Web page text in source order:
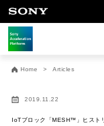
Home Articles
2019.11.22
IoTブロック「MESH™」ヒスト
お問い合わせ
法人向けサービスに関
法人お問い合わせ